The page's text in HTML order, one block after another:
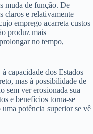
muda de função. De
claros e relativamente
emprego acarreta custos
produz mais
no tempo,
capacidade dos Estados
mas à possibilidade de
sem ver erosionada sua
e benefícios torna-se
potência superior se vê